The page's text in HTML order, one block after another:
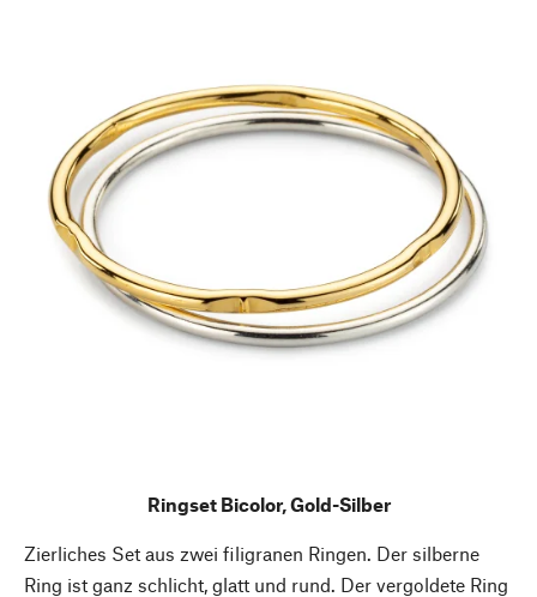
Ringset Bicolor, Gold-Silber
Zierliches Set aus zwei filigranen Ringen. Der silberne
Ring ist ganz schlicht, glatt und rund. Der vergoldete Ring